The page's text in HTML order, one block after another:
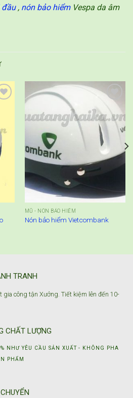
đầu, nón bảo hiểm Vespa da âm
Add to
wishlist
MŨ - NÓN BẢO HIỂM
Nón bảo hiểm Vietcombank
TRANH
gia công tận Xưởng. Tiết kiệm lên đến 10-
CHẤT LƯỢNG
NHƯ YÊU CẦU SẢN XUẤT - KHÔNG PHA
PHẨM